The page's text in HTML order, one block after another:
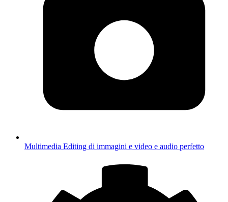
Multimedia Editing di immagini e video e audio perfetto